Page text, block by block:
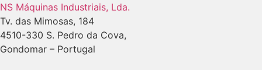
NS Máquinas Industriais, Lda.
Tv. das Mimosas, 184
4510-330 S. Pedro da Cova,
Gondomar – Portugal